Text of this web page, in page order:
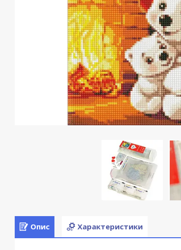
Опис Характеристики